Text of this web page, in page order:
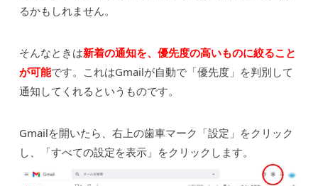
るかもしれません。
そんなときは新着の通知を、優先度の高いものに絞ること
が可能です。これはGmailが自動で「優先度」を判別して
通知してくれるというものです。
Gmailを開いたら、右上の歯車マーク「設定」をクリック
し、「すべての設定を表示」をクリックします。